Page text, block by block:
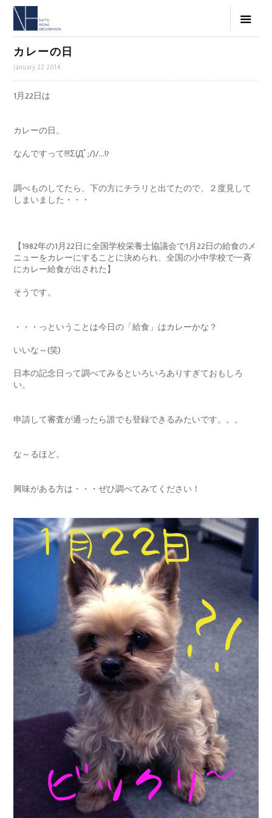
カレーの日
January.22.2014
1月22日は
カレーの日。
なんですって!!!Σ(Дﾟ;/)/…!?
調べものしてたら、下の方にチラリと出てたので、２度見して
しまいました・・・
【1982年の1月22日に全国学校栄養士協議会で1月22日の給食のメ
ニューをカレーにすることに決められ、全国の小中学校で一斉
にカレー給食が出された】
そうです。
・・・っということは今日の「給食」はカレーかな？
いいな～(笑)
日本の記念日って調べてみるといろいろありすぎておもしろ
い。
申請して審査が通ったら誰でも登録できるみたいです。。。
な～るほど。
興味がある方は・・・ぜひ調べてみてください！